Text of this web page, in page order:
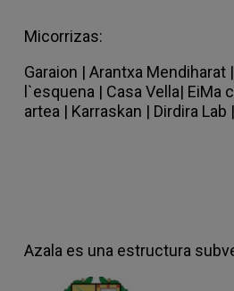
prácticas efímeras y
fundó, junto con Leire
Beatriz Cavia Bulegoa z/b,
al que permaneció
2018. Actualmente trabaja
Vida y amor de las
Marte
Micorrizas:
Garaion | Arantxa Mendiharat |
l`esquena | Casa Vella| EiMa
artea | Karraskan | Dirdira Lab |
Azala es una estructura